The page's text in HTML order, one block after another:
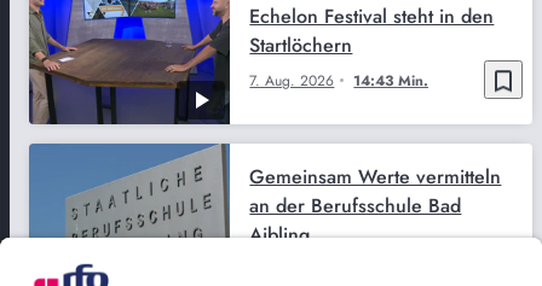
bookmark_border
7. Aug. 2026 14:43 Min.
Echelon Festival steht in den
Startlöchern
Gemeinsam Werte vermitteln
an der Berufsschule Bad
Aibling